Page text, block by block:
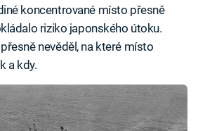
koncentrované místo přesně
riziko japonského útoku.
nevěděl, na které místo
a kdy.